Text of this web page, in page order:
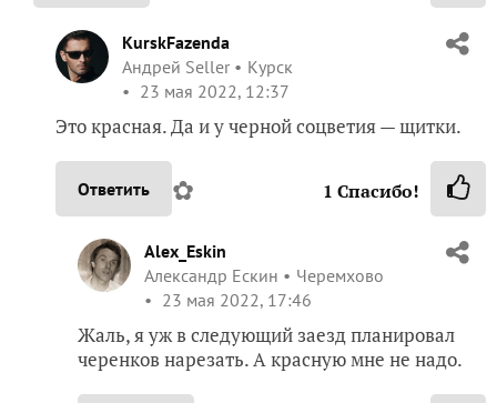
KurskFazenda
Андрей Seller
Курск
23 мая 2022, 12:37
Это красная. Да и у черной соцветия — щитки.
Ответить ✿ 1 Спасибо!
Alex_Eskin
Александр Ескин
Черемхово
23 мая 2022, 17:46
Жаль, я уж в следующий заезд планировал
черенков нарезать. А красную мне не надо.